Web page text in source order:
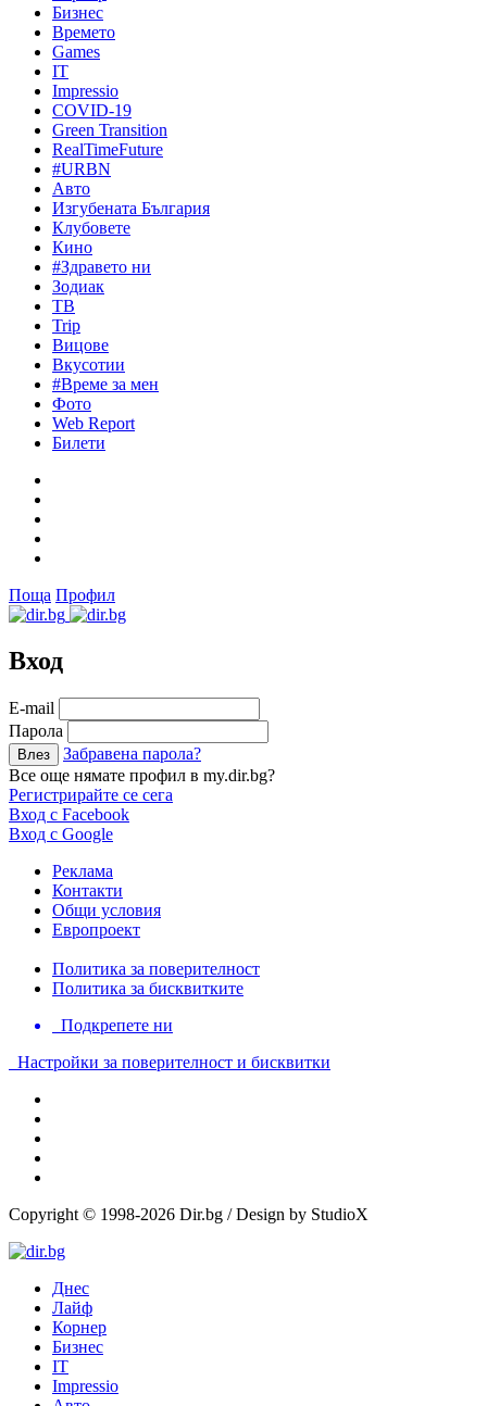
Бизнес
Времето
Games
IT
Impressio
COVID-19
Green Transition
RealTimeFuture
#URBN
Авто
Изгубената България
Клубовете
Кино
#Здравето ни
Зодиак
ТВ
Trip
Вицове
Вкусотии
#Време за мен
Фото
Web Report
Билети
Поща Профил
Вход
Е-mail
Парола
Забравена парола?
Все още нямате профил в my.dir.bg?
Регистрирайте се сега
Вход с Facebook
Вход с Google
Реклама
Контакти
Общи условия
Европроект
Политика за поверителност
Политика за бисквитките
Подкрепете ни
Настройки за поверителност и бисквитки
Copyright © 1998-2026 Dir.bg / Design by StudioX
Днес
Лайф
Корнер
Бизнес
IT
Impressio